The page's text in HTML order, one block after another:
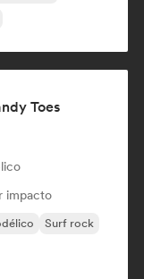
Toes
impacto
Surf rock